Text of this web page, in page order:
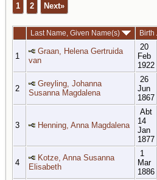
1 2 Next»
Last Name, Given Name(s) Birth
1
Graan, Helena Gertruida
van
20
Feb
1922
2
Greyling, Johanna
Susanna Magdalena
26
Jun
1867
3 Henning, Anna Magdalena
Abt
14
Jan
1877
4
Kotze, Anna Susanna
Elisabeth
1
Mar
1886